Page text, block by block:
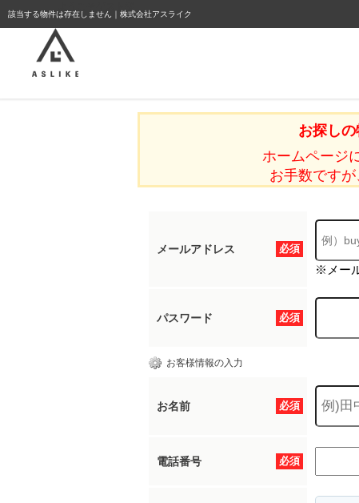
該当する物件は存在しません｜株式会社アスライク
お探しの
ホームページ
お手数ですが
必須
メールアドレス
※メー
必須
パスワード
お客様情報の入力
必須
お名前
必須
電話番号